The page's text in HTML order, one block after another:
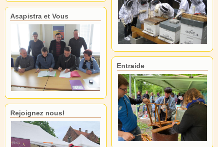
Asapistra et Vous
Rejoignez nous!
Entraide